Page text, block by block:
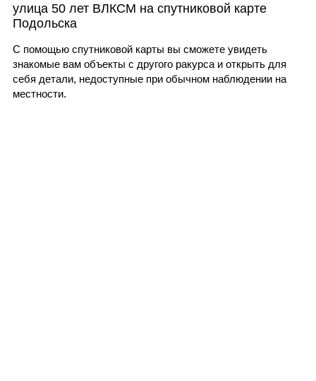
улица 50 лет ВЛКСМ на спутниковой карте
Подольска
С помощью спутниковой карты вы сможете увидеть
знакомые вам объекты с другого ракурса и открыть для
себя детали, недоступные при обычном наблюдении на
местности.